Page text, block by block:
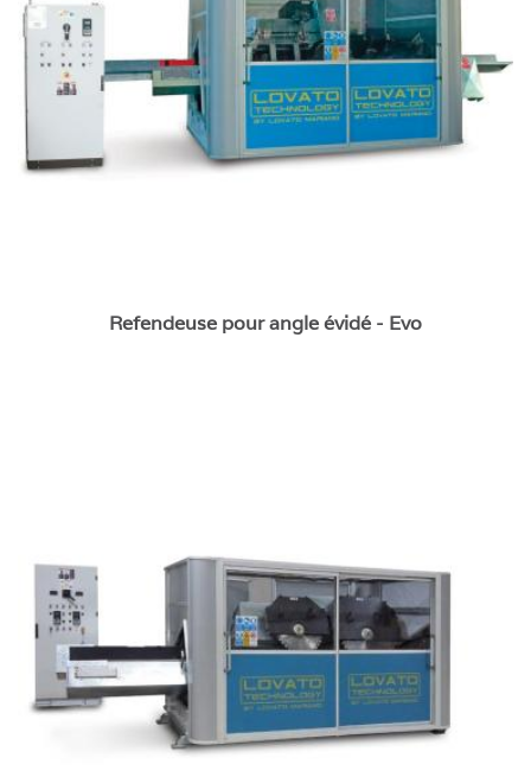
Refendeuse pour angle évidé - Evo
Refendeuse à pavé - S2